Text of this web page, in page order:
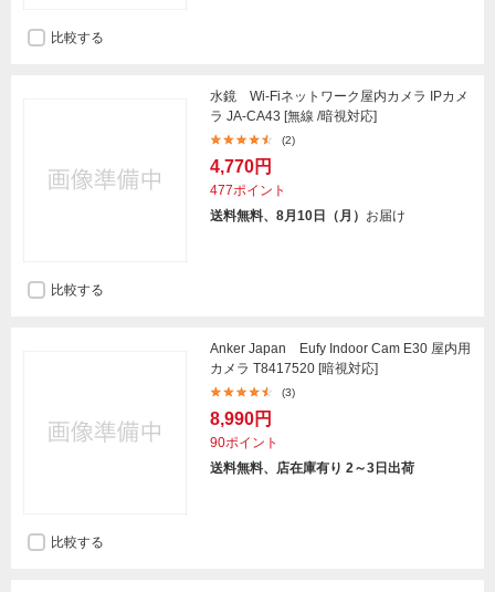
比較する
水鏡 Wi-Fiネットワーク屋内カメラ IPカメ
ラ JA-CA43 [無線 /暗視対応]
(2)
4,770円
477ポイント
送料無料、8月10日（月） お届け
比較する
Anker Japan Eufy Indoor Cam E30 屋内用
カメラ T8417520 [暗視対応]
(3)
8,990円
90ポイント
送料無料、店在庫有り 2～3日出荷
比較する